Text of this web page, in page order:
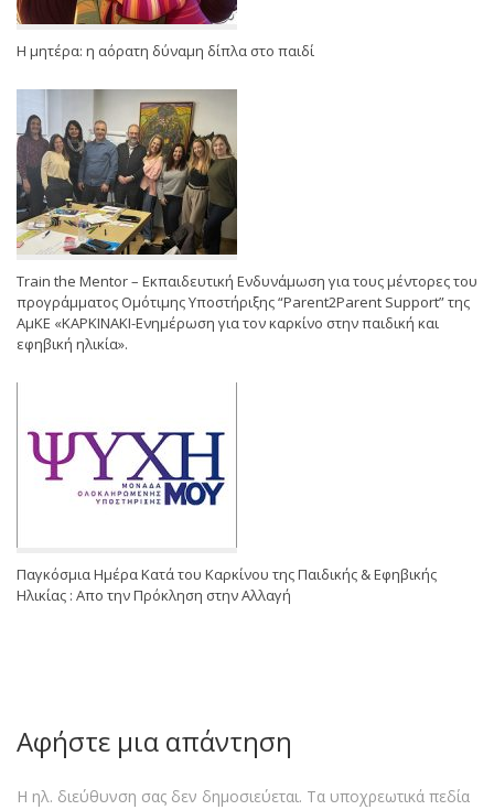
Η μητέρα: η αόρατη δύναμη δίπλα στο παιδί
Train the Mentor – Εκπαιδευτική Ενδυνάμωση για τους μέντορες του
προγράμματος Ομότιμης Υποστήριξης “Parent2Parent Support” της
ΑμΚΕ «ΚΑΡΚΙΝΑΚΙ-Ενημέρωση για τον καρκίνο στην παιδική και
εφηβική ηλικία».
Παγκόσμια Ημέρα Κατά του Καρκίνου της Παιδικής & Εφηβικής
Ηλικίας : Απο την Πρόκληση στην Αλλαγή
Αφήστε μια απάντηση
Η ηλ. διεύθυνση σας δεν δημοσιεύεται. Τα υποχρεωτικά πεδία